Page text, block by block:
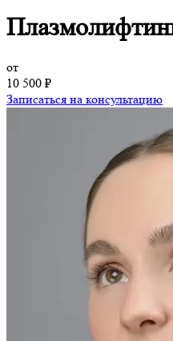
от
10 500 ₽
Записаться на консультацию